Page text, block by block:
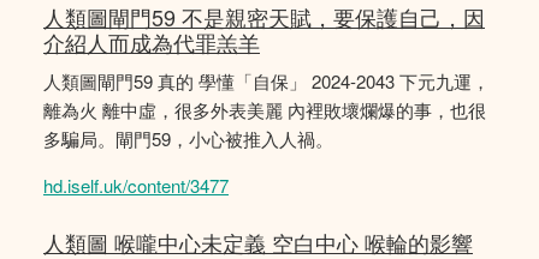
人類圖閘門59 不是親密天賦，要保護自己，因
介紹人而成為代罪羔羊
人類圖閘門59 真的 學懂「自保」 2024-2043 下元九運，
離為火 離中虛，很多外表美麗 內裡敗壞爛爆的事，也很
多騙局。閘門59，小心被推入人禍。
hd.iself.uk/content/3477
人類圖 喉嚨中心未定義 空白中心 喉輪的影響